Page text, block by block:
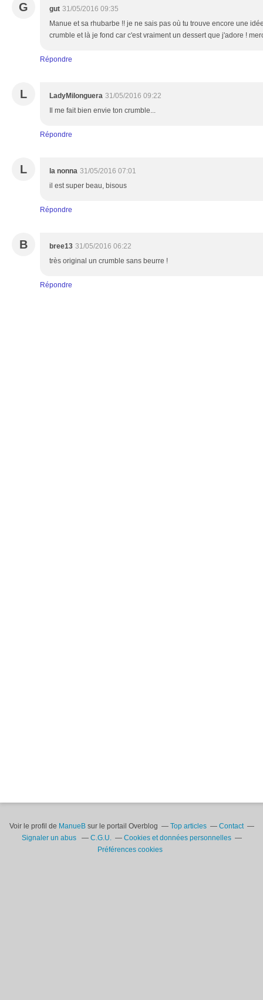
G gut 31/05/2016 09:35
Manue et sa rhubarbe !! je ne sais pas où tu trouve encore une
crumble et là je fond car c'est vraiment un dessert que j'adore !
Répondre
L LadyMilonguera 31/05/2016 09:22
Il me fait bien envie ton crumble...
Répondre
L la nonna 31/05/2016 07:01
il est super beau, bisous
Répondre
B bree13 31/05/2016 06:22
très original un crumble sans beurre !
Répondre
Voir le profil de ManueBsur le portail Overblog Top articles
Contact
Signaler un abus
C.G.U.
Cookies et données personnelles
Préférences cookies